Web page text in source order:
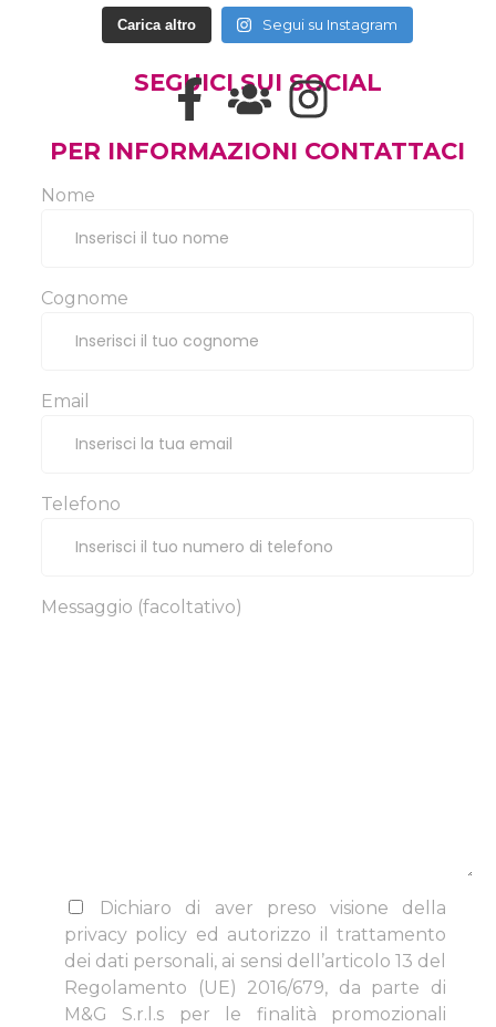
Carica altro Segui su Instagram
SEGUICI SUI SOCIAL
PER INFORMAZIONI CONTATTACI
Nome
Cognome
Email
Telefono
Messaggio (facoltativo)
Dichiaro di aver preso visione della
privacy policy ed autorizzo il trattamento
dei dati personali, ai sensi dell’articolo 13 del
Regolamento (UE) 2016/679, da parte di
M&G S.r.l.s per le finalità promozionali